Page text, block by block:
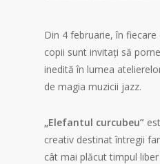
Din 4 februarie, în
copii sunt invitați să
inedită în lumea
de magia muzicii jazz.
„Elefantul curcubeu”
creativ destinat întregii
cât mai plăcut timpul